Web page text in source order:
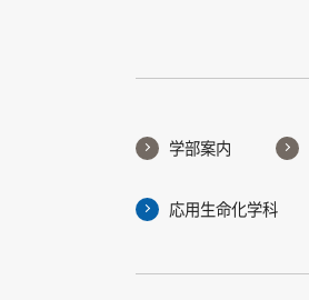
学部案内
応用生命化学科